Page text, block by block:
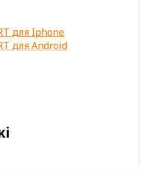
для Iphone
для Android